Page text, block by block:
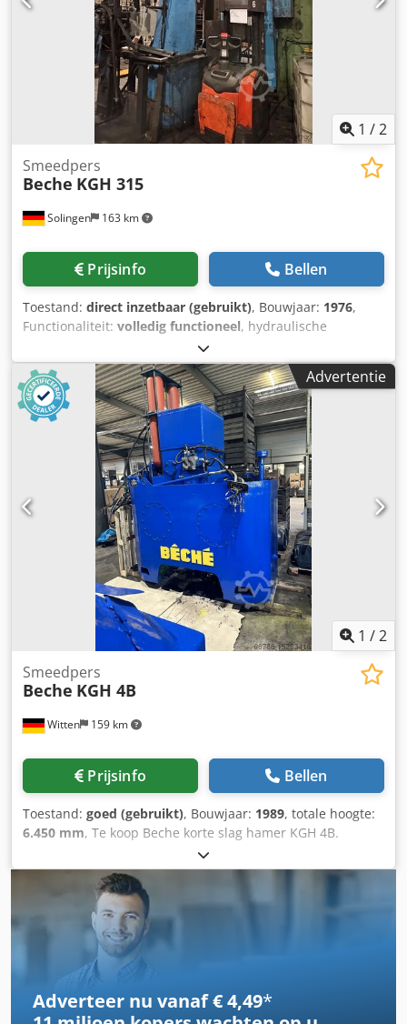
Totaalgewicht: ca. 23,2 ton, geschroefde constructie, totale
afmetingen X/Y/Z: ca. 1485 mm/825 mm/4552 mm,
benodigde ruimte/fundamentafmetingen max. X/Y: ca.
3350 mm/3300 mm. Een bezichtiging ter plaatse is
mogelijk. Dcsdpfszrhhwox Ad Sek
1 /2
Solingen 163 km
Smeedpers
Beche KGH 315
Prijsinfo Bellen
Toestand: direct inzetbaar (gebruikt), Bouwjaar: 1976,
Functionaliteit: volledig functioneel, hydraulische
smeedhamer (H5) Fabrikant: BECHE Type: KGH 31,5
Bouwjaar: 1976 Energie: 31,5 kJ Machinefundament met
veerelementen Smederijoven gasgestookt vermogen: 400
kW Dcedpoziw N Eofx Ad Sok nieuwe Siemens S7-
besturing, gereviseerd
Advertentie
1 /2
Witten 159 km
Smeedpers
Beche KGH 4B
Prijsinfo Bellen
Toestand: goed (gebruikt), Bouwjaar: 1989, totale hoogte:
6.450 mm, Te koop Beche korte slag hamer KGH 4B.
Dodport Uc Esfx Ad Ssck Machinegewicht 65 ton
Werkcapaciteit 40 kJ Max. slagfrequentie 98 min max.
bruikbaar aantal slagen 41 min max. slag 790 mm Machine
is gedemonteerd Technische gegevens op aanvraag
Adverteer nu vanaf € 4,49*